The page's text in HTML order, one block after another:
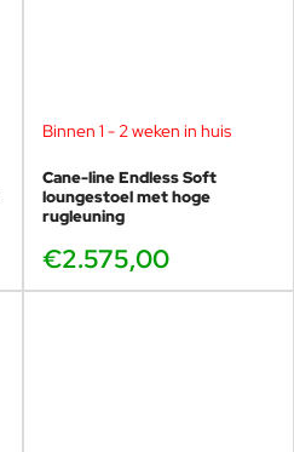
Binnen 1 - 2 weken in huis
Cane-line Endless Soft
loungestoel met hoge
rugleuning
€2.575,00